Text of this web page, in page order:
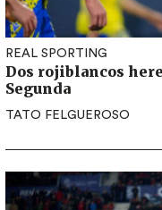
REAL SPORTING
Dos rojiblancos
Segunda
TATO FELGUEROSO